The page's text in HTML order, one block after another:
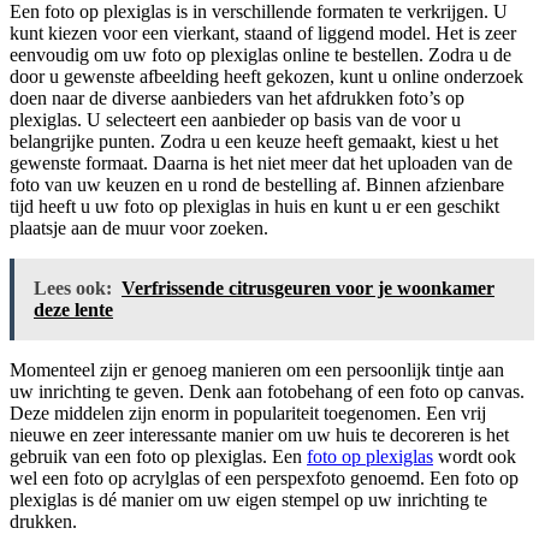
Een foto op plexiglas is in verschillende formaten te verkrijgen. U
kunt kiezen voor een vierkant, staand of liggend model. Het is zeer
eenvoudig om uw foto op plexiglas online te bestellen. Zodra u de
door u gewenste afbeelding heeft gekozen, kunt u online onderzoek
doen naar de diverse aanbieders van het afdrukken foto’s op
plexiglas. U selecteert een aanbieder op basis van de voor u
belangrijke punten. Zodra u een keuze heeft gemaakt, kiest u het
gewenste formaat. Daarna is het niet meer dat het uploaden van de
foto van uw keuzen en u rond de bestelling af. Binnen afzienbare
tijd heeft u uw foto op plexiglas in huis en kunt u er een geschikt
plaatsje aan de muur voor zoeken.
Lees ook: Verfrissende citrusgeuren voor je woonkamer
deze lente
Momenteel zijn er genoeg manieren om een persoonlijk tintje aan
uw inrichting te geven. Denk aan fotobehang of een foto op canvas.
Deze middelen zijn enorm in populariteit toegenomen. Een vrij
nieuwe en zeer interessante manier om uw huis te decoreren is het
gebruik van een foto op plexiglas. Een foto op plexiglas wordt ook
wel een foto op acrylglas of een perspexfoto genoemd. Een foto op
plexiglas is dé manier om uw eigen stempel op uw inrichting te
drukken.